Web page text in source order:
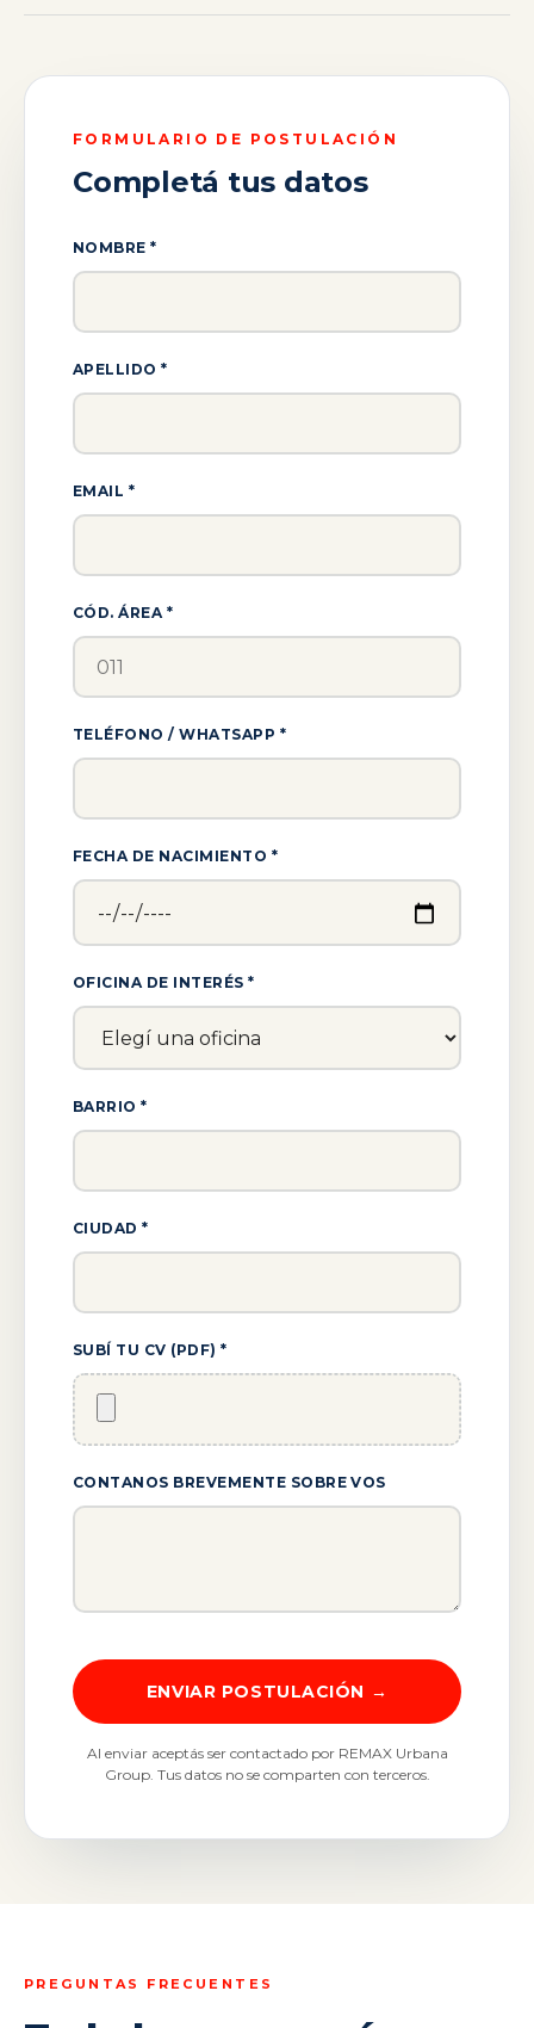
FORMULARIO DE POSTULACIÓN
Completá tus datos
NOMBRE *
APELLIDO *
EMAIL *
CÓD. ÁREA *
TELÉFONO / WHATSAPP *
FECHA DE NACIMIENTO *
OFICINA DE INTERÉS *
BARRIO *
CIUDAD *
SUBÍ TU CV (PDF) *
CONTANOS BREVEMENTE SOBRE VOS
ENVIAR POSTULACIÓN →
Al enviar aceptás ser contactado por REMAX Urbana
Group. Tus datos no se comparten con terceros.
PREGUNTAS FRECUENTES